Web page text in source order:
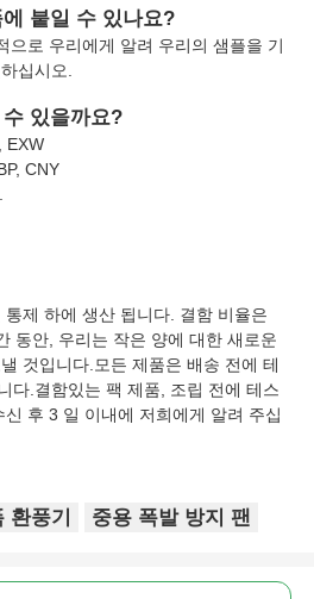
붙일 수 있나요?
으로 우리에게 알려 우리의 샘플을 기
십시오.
있을까요?
EXW
CNY
제 하에 생산 됩니다. 결함 비율은
동안, 우리는 작은 양에 대한 새로운
것입니다.모든 제품은 배송 전에 테
다.결함있는 팩 제품, 조립 전에 테스
후 3 일 이내에 저희에게 알려 주십
환풍기 중용 폭발 방지 팬